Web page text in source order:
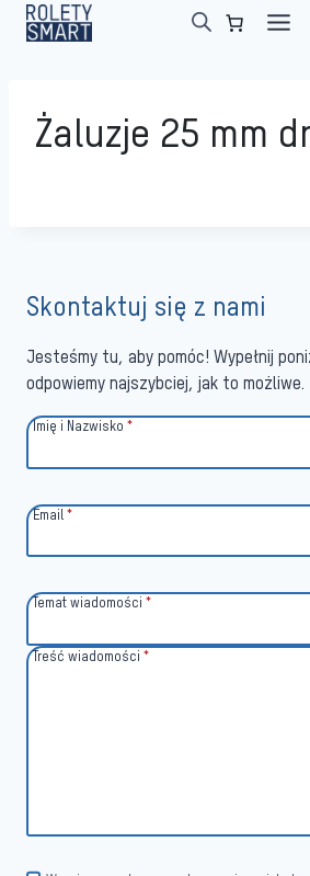
Przejdź
Żaluzje 25 mm
Skontaktuj się z nami
Jesteśmy tu, aby pomóc! Wypełnij
odpowiemy najszybciej, jak to możliwe.
Imię i Nazwisko *
Email *
Temat wiadomości *
Treść wiadomości *